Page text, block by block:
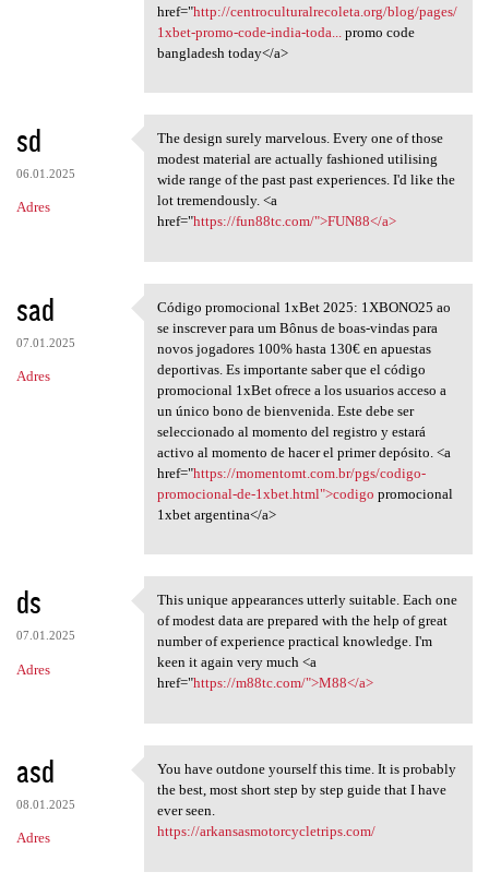
href="http://centroculturalrecoleta.org/blog/pages/
1xbet-promo-code-india-toda...
promo code
bangladesh today</a>
sd
06.01.2025
Adres
The design surely marvelous.
The design surely marvelous. Every one of those
modest material are actually fashioned utilising
wide range of the past past experiences. I'd like the
lot tremendously. <a
href="https://fun88tc.com/">FUN88</a>
sad
07.01.2025
Adres
Código promocional 1xBet 2025
Código promocional 1xBet 2025: 1XBONO25 ao
se inscrever para um Bônus de boas-vindas para
novos jogadores 100% hasta 130€ en apuestas
deportivas. Es importante saber que el código
promocional 1xBet ofrece a los usuarios acceso a
un único bono de bienvenida. Este debe ser
seleccionado al momento del registro y estará
activo al momento de hacer el primer depósito. <a
href="https://momentomt.com.br/pgs/codigo-
promocional-de-1xbet.html">codigo promocional
1xbet argentina</a>
ds
07.01.2025
Adres
This unique appearances
This unique appearances utterly suitable. Each one
of modest data are prepared with the help of great
number of experience practical knowledge. I'm
keen it again very much <a
href="https://m88tc.com/">M88</a>
asd
08.01.2025
Adres
You have outdone yourself
You have outdone yourself this time. It is probably
the best, most short step by step guide that I have
ever seen.
https://arkansasmotorcycletrips.com/